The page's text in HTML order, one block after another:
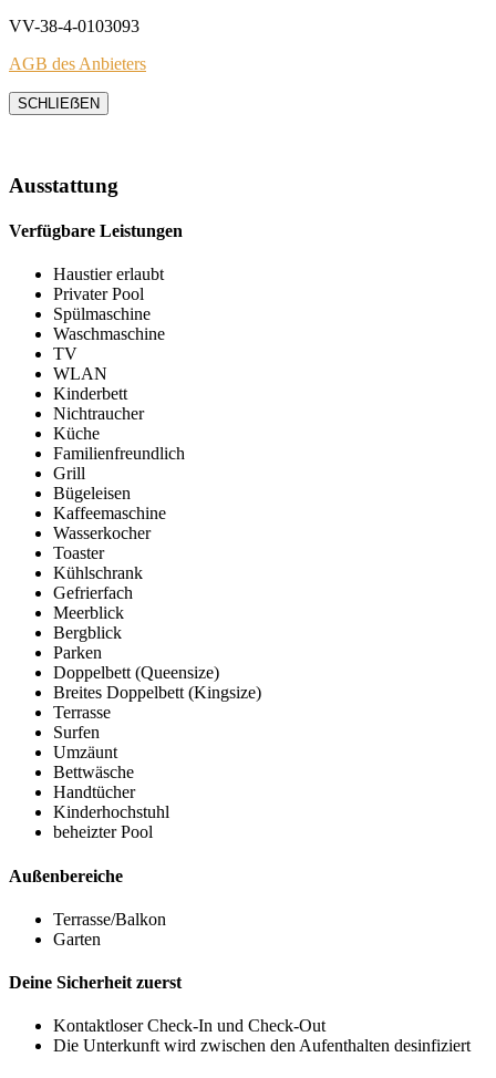
VV-38-4-0103093
AGB des Anbieters
SCHLIEẞEN
Ausstattung
Verfügbare Leistungen
Haustier erlaubt
Privater Pool
Spülmaschine
Waschmaschine
TV
WLAN
Kinderbett
Nichtraucher
Küche
Familienfreundlich
Grill
Bügeleisen
Kaffeemaschine
Wasserkocher
Toaster
Kühlschrank
Gefrierfach
Meerblick
Bergblick
Parken
Doppelbett (Queensize)
Breites Doppelbett (Kingsize)
Terrasse
Surfen
Umzäunt
Bettwäsche
Handtücher
Kinderhochstuhl
beheizter Pool
Außenbereiche
Terrasse/Balkon
Garten
Deine Sicherheit zuerst
Kontaktloser Check-In und Check-Out
Die Unterkunft wird zwischen den Aufenthalten desinfiziert